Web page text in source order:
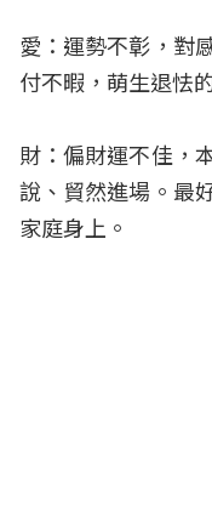
愛：運勢不彰，對
付不暇，萌生退怯
財：偏財運不佳，
說、貿然進場。最
家庭身上。